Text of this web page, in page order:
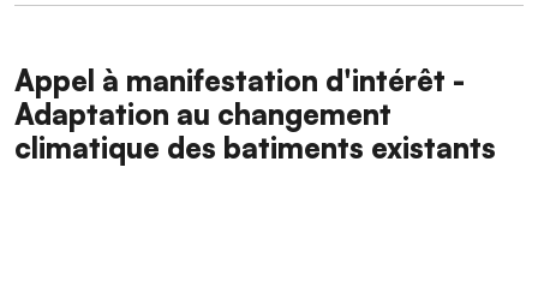
Appel à manifestation d'intérêt -
Adaptation au changement
climatique des batiments existants